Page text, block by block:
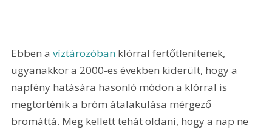
Ebben a víztározóban klórral fertőtlenítenek,
ugyanakkor a 2000-es években kiderült, hogy a
napfény hatására hasonló módon a klórral is
megtörténik a bróm átalakulása mérgező
bromáttá. Meg kellett tehát oldani, hogy a nap ne